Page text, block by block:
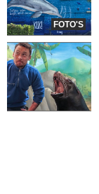
FOTO'S